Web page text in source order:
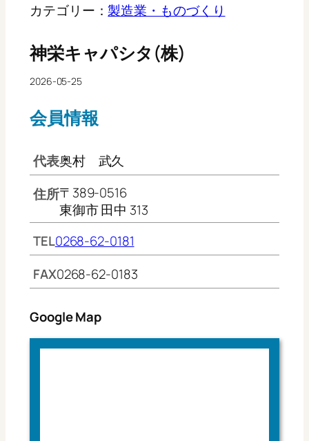
カテゴリー：製造業・ものづくり
神栄キャパシタ(株)
2026-05-25
会員情報
代表奥村 武久
住所〒389-0516
東御市 田中 313
TEL0268-62-0181
FAX0268-62-0183
Google Map